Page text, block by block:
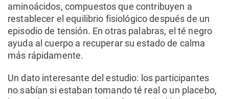
aminoácidos, compuestos que contribuyen a
restablecer el equilibrio fisiológico después de un
episodio de tensión. En otras palabras, el té negro
ayuda al cuerpo a recuperar su estado de calma
más rápidamente.
Un dato interesante del estudio: los participantes
no sabían si estaban tomando té real o un placebo,